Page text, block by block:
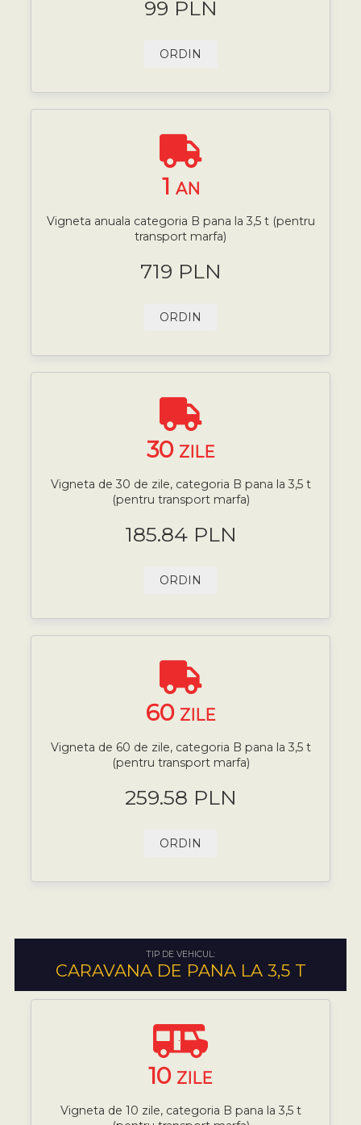
99 PLN
ORDIN
1 AN
Vigneta anuala categoria B pana la 3,5 t (pentru
transport marfa)
719 PLN
ORDIN
30 ZILE
Vigneta de 30 de zile, categoria B pana la 3,5 t
(pentru transport marfa)
185.84 PLN
ORDIN
60 ZILE
Vigneta de 60 de zile, categoria B pana la 3,5 t
(pentru transport marfa)
259.58 PLN
ORDIN
TIP DE VEHICUL:
CARAVANA DE PANA LA 3,5 T
10 ZILE
Vigneta de 10 zile, categoria B pana la 3,5 t